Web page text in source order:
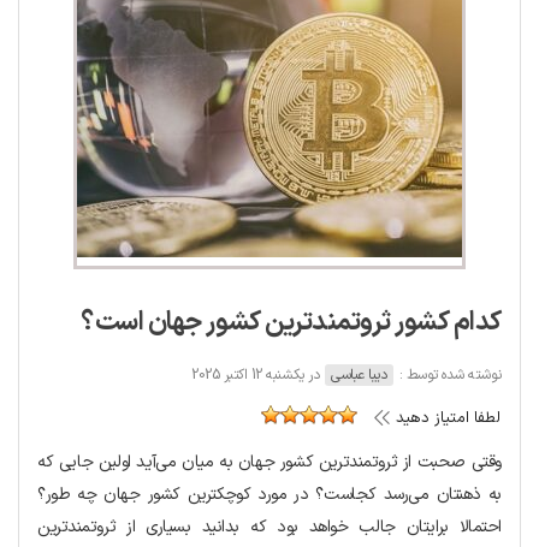
کدام کشور ثروتمندترین کشور جهان است؟
نوشته شده توسط : دیبا عباسی در یکشنبه 12 اکتبر 2025
لطفا امتیاز دهید
وقتی صحبت از ثروتمندترین کشور جهان به میان می‌آید اولین جایی که
به ذهنتان می‌رسد کجاست؟ در مورد کوچکترین کشور جهان چه طور؟
احتمالا برایتان جالب خواهد بود که بدانید بسیاری از ثروتمندترین